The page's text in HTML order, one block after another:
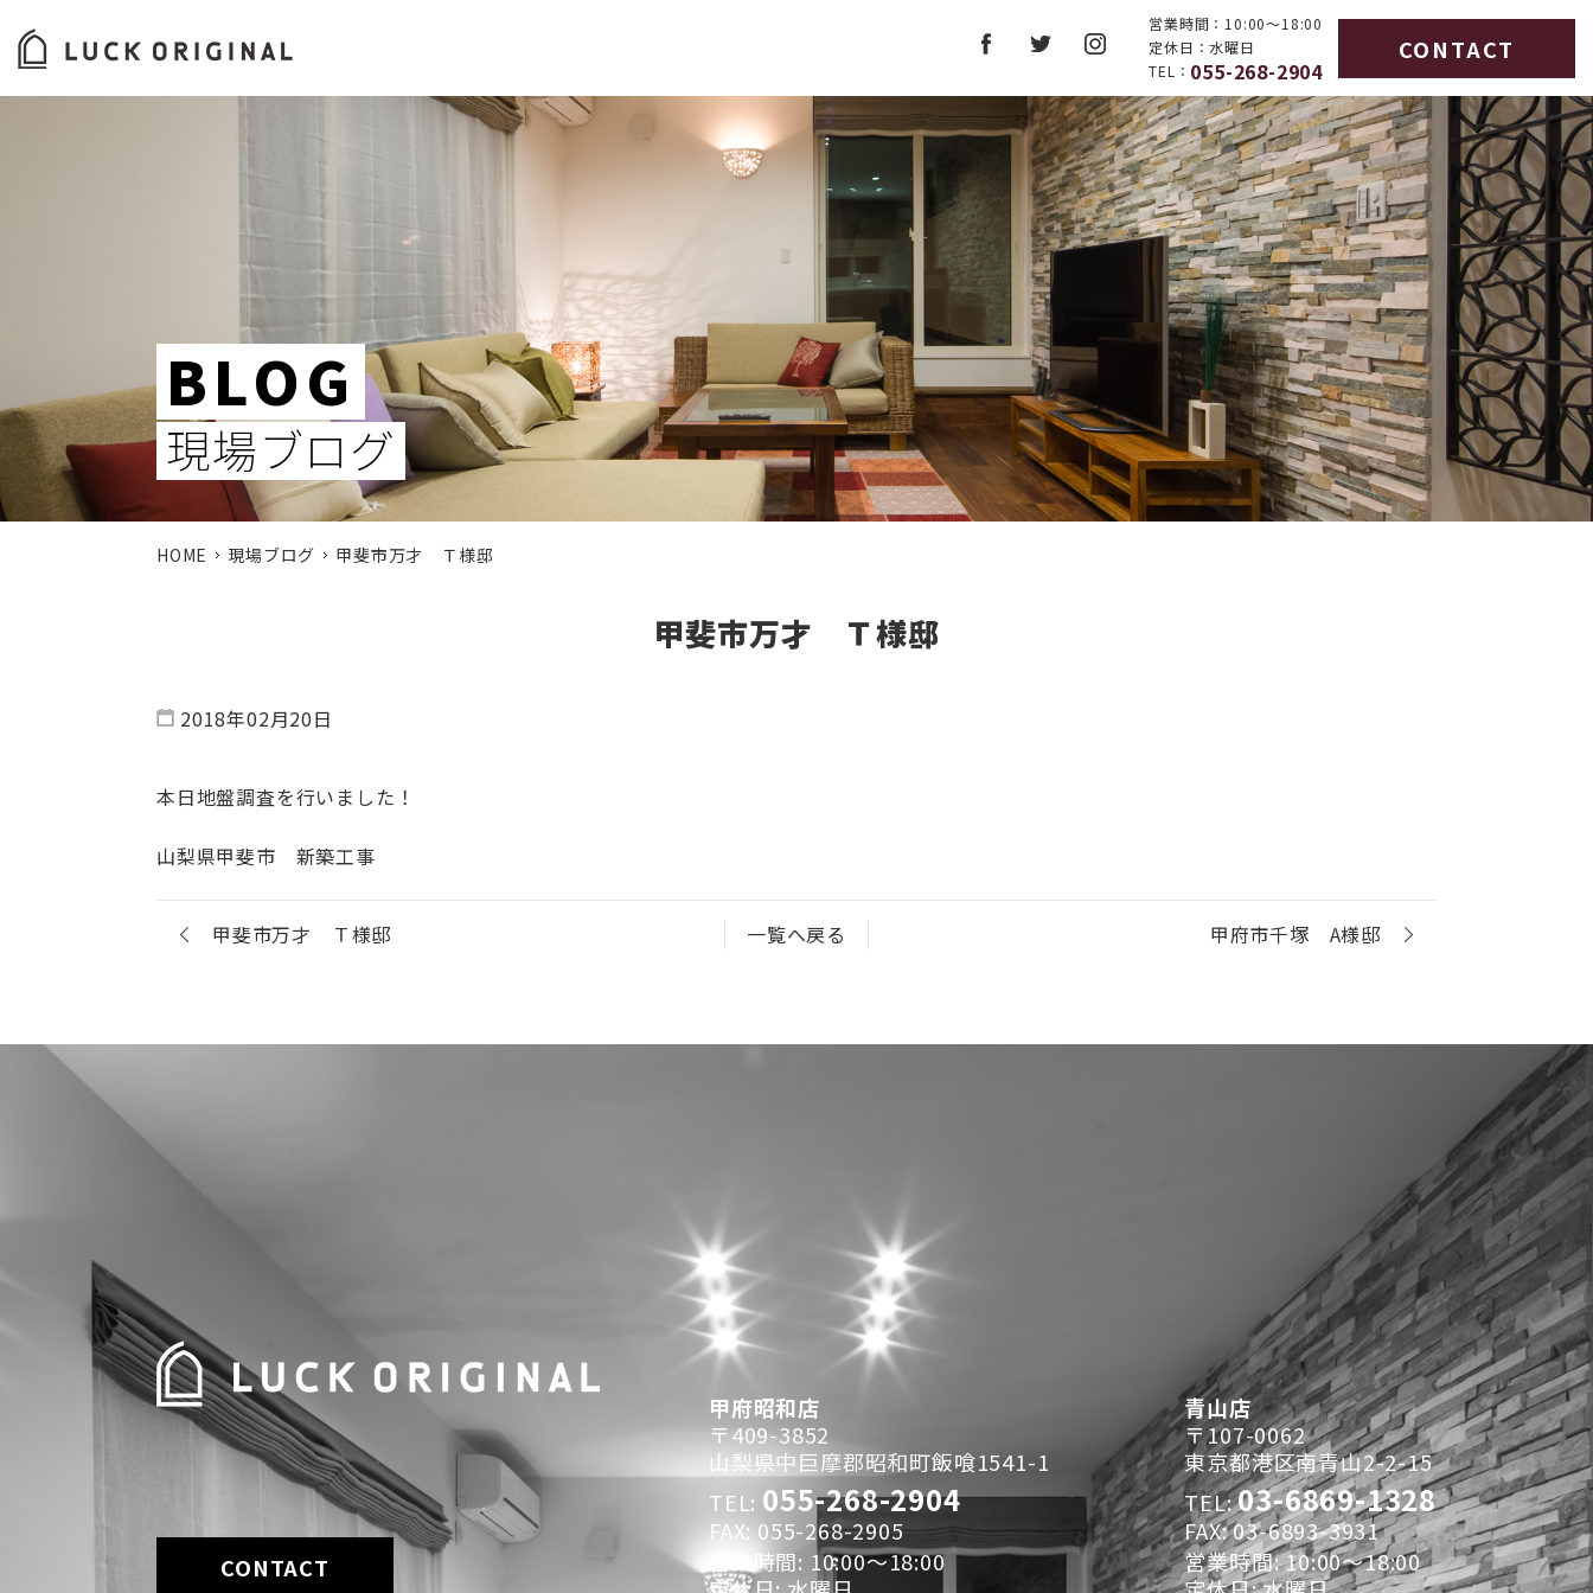
営業時間： 10:00～18:00
定休日：水曜日
TEL： 055-268-2904
CONTACT
BLOG
現場ブログ
ホーム バイオエタノール暖炉 不動産情報 会社案内
HOME 現場ブログ 甲斐市万才 Ｔ様邸
甲斐市万才 Ｔ様邸
2018年02月20日
本日地盤調査を行いました！
山梨県甲斐市 新築工事
甲斐市万才 Ｔ様邸 一覧へ戻る 甲府市千塚 A様邸
CONTACT
甲府昭和店
〒409-3852
山梨県中巨摩郡昭和町飯喰1541-1
TEL: 055-268-2904
FAX: 055-268-2905
営業時間: 10:00～18:00
青山店
〒107-0062
東京都港区南青山2-2-15
TEL:03-6869-1328
FAX: 03-6893-3931
営業時間: 10:00～18:00